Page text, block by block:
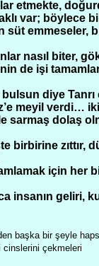
etmekte,
var; böylece
süt emmeseler,
nasıl biter,
de işi
diye
meyil verdi…
sarmaş dolaş
birbirine zıttır,
için her
insanın geliri,
başka bir şeyle
cinslerini çekmeleri